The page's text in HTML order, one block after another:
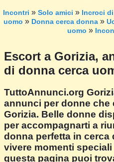
Incontri » Solo amici » Incroci
uomo » Donna cerca donna »
uomo »
Escort a Gorizia,
di donna cerca
TuttoAnnunci.org
annunci per donne che
Gorizia. Belle donne
per accompagnarti a
donna perfetta in cerca
vivere momenti
questa pagina puoi